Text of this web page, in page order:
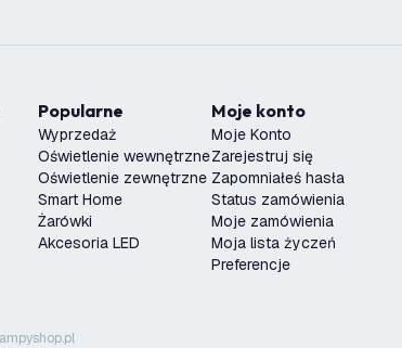
Popularne
Wyprzedaż
Oświetlenie wewnętrzne
Oświetlenie zewnętrzne
Smart Home
Żarówki
Akcesoria LED
Moje konto
Moje Konto
Zarejestruj się
Zapomniałeś hasła
Status zamówienia
Moje zamówienia
Moja lista życzeń
Preferencje